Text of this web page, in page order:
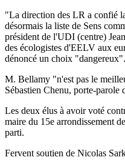
"La direction des LR a confié
désormais la liste de Sens
président de l'UDI (centre)
des écologistes d'EELV aux
dénoncé un choix "dangereux".
M. Bellamy "n'est pas le
Sébastien Chenu, porte-parole
Les deux élus à avoir voté
maire du 15e arrondissement
parti.
Fervent soutien de Nicolas